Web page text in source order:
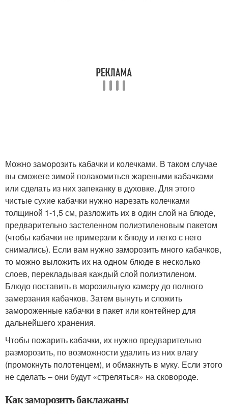
Можно заморозить кабачки и колечками. В таком случае
вы сможете зимой полакомиться жареными кабачками
или сделать из них запеканку в духовке. Для этого
чистые сухие кабачки нужно нарезать колечками
толщиной 1-1,5 см, разложить их в один слой на блюде,
предварительно застеленном полиэтиленовым пакетом
(чтобы кабачки не примерзли к блюду и легко с него
снимались). Если вам нужно заморозить много кабачков,
то можно выложить их на одном блюде в несколько
слоев, перекладывая каждый слой полиэтиленом.
Блюдо поставить в морозильную камеру до полного
замерзания кабачков. Затем вынуть и сложить
замороженные кабачки в пакет или контейнер для
дальнейшего хранения.
Чтобы пожарить кабачки, их нужно предварительно
разморозить, по возможности удалить из них влагу
(промокнуть полотенцем), и обмакнуть в муку. Если этого
не сделать – они будут «стреляться» на сковороде.
Как заморозить баклажаны